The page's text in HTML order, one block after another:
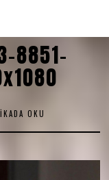
8851-
OKU